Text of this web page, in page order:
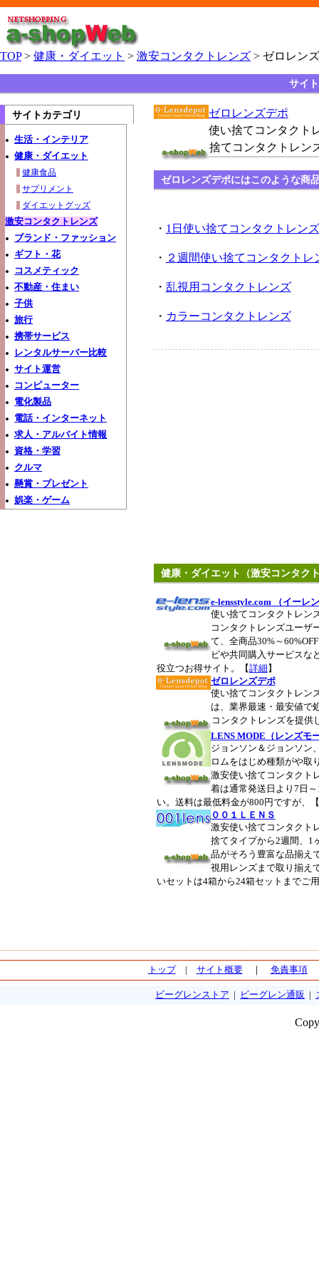
TOP> 健康・ダイエット > 激安コンタクトレンズ > ゼロレン
サイ
サイトカテゴリ
生活・インテリア
健康・ダイエット
健康食品
サプリメント
ダイエットグッズ
激安コンタクトレンズ
ブランド・ファッション
ギフト・花
コスメティック
不動産・住まい
子供
旅行
携帯サービス
レンタルサーバー比較
サイト運営
コンピューター
電化製品
電話・インターネット
求人・アルバイト情報
資格・学習
クルマ
懸賞・プレゼント
娯楽・ゲーム
ゼロレンズデポ
使い捨てコンタクト
捨てコンタクトレン
ゼロレンズデポにはこのような商
・ 1日使い捨てコンタクトレンズ
・ ２週間使い捨てコンタクトレ
・ 乱視用コンタクトレンズ
・ カラーコンタクトレンズ
健康・ダイエット（激安コンタク
e-lensstyle.com （イーレ
使い捨てコンタクトレン
コンタクトレンズユーザ
て、全商品30%～
ビや共同購入サービスな
役立つお得サイト。【詳細 】
ゼロレンズデポ
使い捨てコンタクトレン
は、業界最速・最安値で
コンタクトレンズを提供
LENS MODE（レンズモ
ジョンソン＆ジョンソン
ロムをはじめ種類がや取
激安使い捨てコンタクト
着は通常発送日より7日
い。送料は最低料金が800円ですが、【
００１ＬＥＮＳ
激安使い捨てコンタクト
捨てタイプから2週間、1
品がそろう豊富な品揃え
視用レンズまで取り揃え
いセットは4箱から24箱セットまでご
トップ| サイト概要｜ 免責事項
ビーグレンストア ビーグレン通販